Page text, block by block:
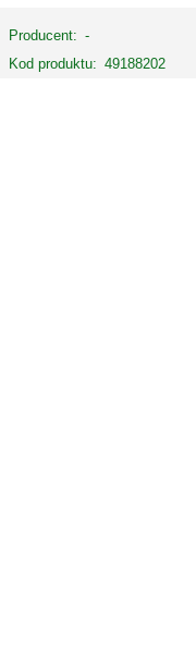
Producent: -
Kod produktu: 49188202